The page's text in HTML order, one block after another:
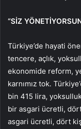
“SİZ
Türkiye’de hayati
tencere, açlık,
ekonomide reform,
karnımız tok.
bin 415 lira,
bir asgari ücretli,
asgari ücretli, dört